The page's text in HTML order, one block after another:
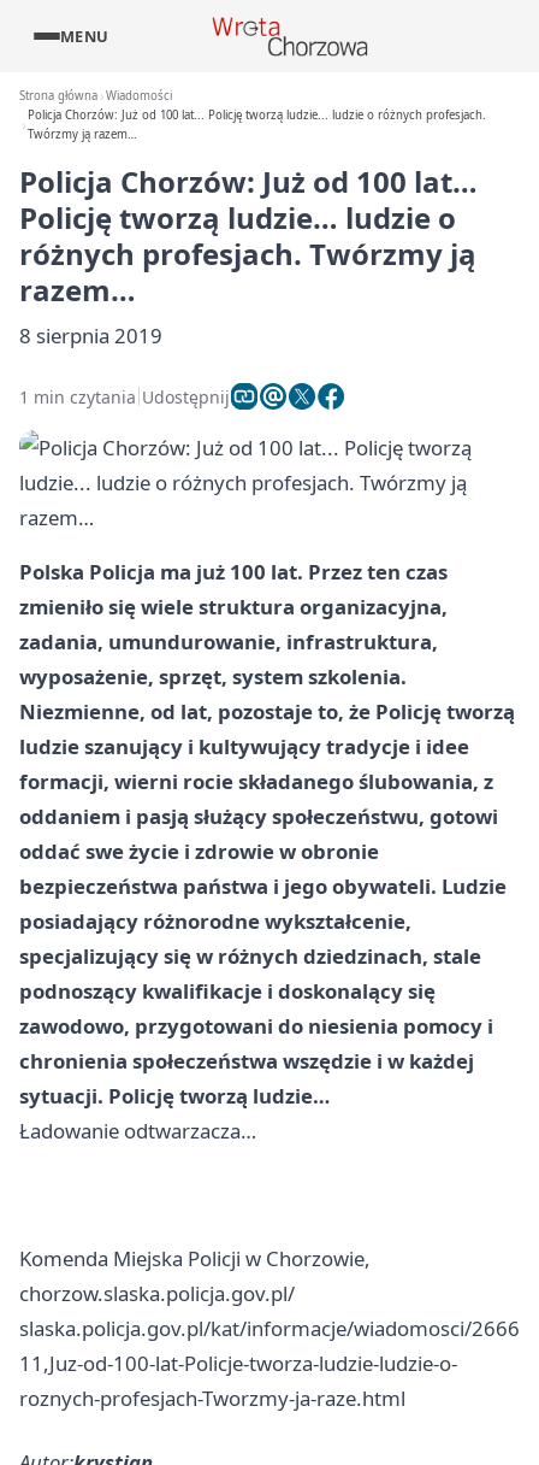
MENU
Strona główna Wiadomości
Policja Chorzów: Już od 100 lat... Policję tworzą ludzie... ludzie o różnych profesjach.
Twórzmy ją razem…
Policja Chorzów: Już od 100 lat…
Policję tworzą ludzie… ludzie o
różnych profesjach. Twórzmy ją
razem…
8 sierpnia 2019
1 min czytania Udostępnij
Polska Policja ma już 100 lat. Przez ten czas
zmieniło się wiele struktura organizacyjna,
zadania, umundurowanie, infrastruktura,
wyposażenie, sprzęt, system szkolenia.
Niezmienne, od lat, pozostaje to, że Policję tworzą
ludzie szanujący i kultywujący tradycje i idee
formacji, wierni rocie składanego ślubowania, z
oddaniem i pasją służący społeczeństwu, gotowi
oddać swe życie i zdrowie w obronie
bezpieczeństwa państwa i jego obywateli. Ludzie
posiadający różnorodne wykształcenie,
specjalizujący się w różnych dziedzinach, stale
podnoszący kwalifikacje i doskonalący się
zawodowo, przygotowani do niesienia pomocy i
chronienia społeczeństwa wszędzie i w każdej
sytuacji. Policję tworzą ludzie…
Ładowanie odtwarzacza…
Komenda Miejska Policji w Chorzowie,
chorzow.slaska.policja.gov.pl/
slaska.policja.gov.pl/kat/informacje/wiadomosci/2666
11,Juz-od-100-lat-Policje-tworza-ludzie-ludzie-o-
roznych-profesjach-Tworzmy-ja-raze.html